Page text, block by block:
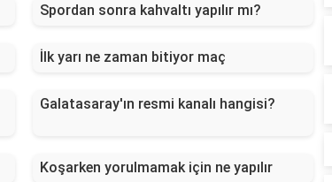
Spordan sonra kahvaltı yapılır mı?
İlk yarı ne zaman bitiyor maç
Galatasaray'ın resmi kanalı hangisi?
Koşarken yorulmamak için ne yapılır